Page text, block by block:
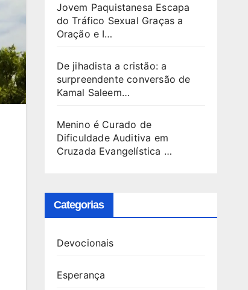
Jovem Paquistanesa Escapa
do Tráfico Sexual Graças a
Oração e I…
De jihadista a cristão: a
surpreendente conversão de
Kamal Saleem…
Menino é Curado de
Dificuldade Auditiva em
Cruzada Evangelística …
Categorias
Devocionais
Esperança